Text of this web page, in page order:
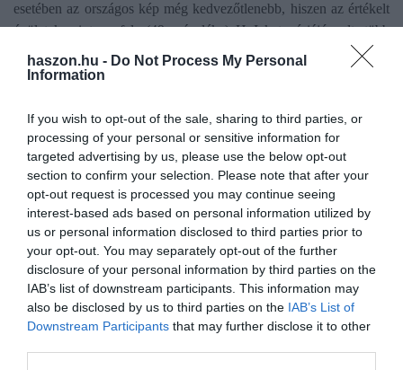
haszon.hu - Do Not Process My Personal
Information
If you wish to opt-out of the sale, sharing to third parties, or
processing of your personal or sensitive information for
targeted advertising by us, please use the below opt-out
section to confirm your selection. Please note that after your
opt-out request is processed you may continue seeing
interest-based ads based on personal information utilized by
us or personal information disclosed to third parties prior to
your opt-out. You may separately opt-out of the further
disclosure of your personal information by third parties on the
IAB’s list of downstream participants. This information may
also be disclosed by us to third parties on the IAB’s List of
Downstream Participants that may further disclose it to other
esetében az országos kép még kedvezőtlenebb, hiszen az értékelt
épületek mintegy fele (49 százaléka) H–I kategóriájú volt, több
mint 60 százalékuk pedig a három legrosszabb energiaosztály
valamelyikébe került. - derült ki az MBH Bank által összegyűjtött
Olvasd el ezt is!
Épülő lakást vennél? Könnyítés jön a
hitelfelvételnél
Nyugdíjpénzből lakásra: ennyien törték fel a
megtakarítást
Ez a lakástípus megy el a leggyorsabban a piacon